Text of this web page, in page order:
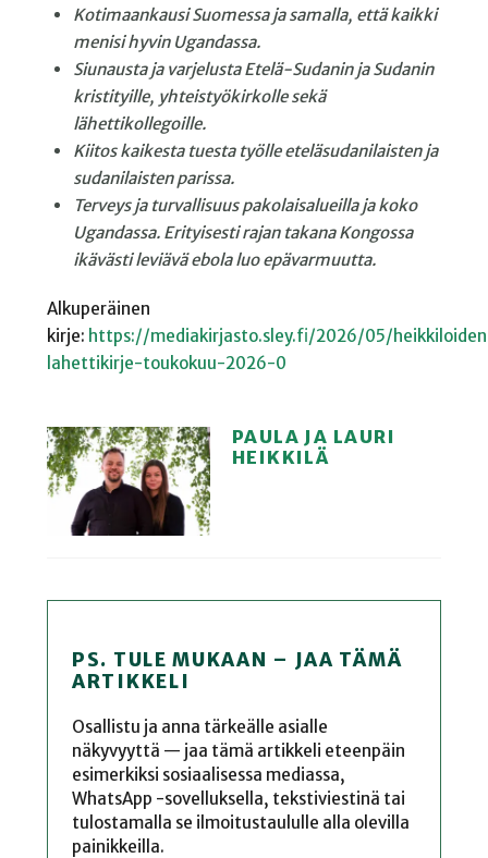
Kotimaankausi Suomessa jasamalla, että kaikki
menisi hyvin Ugandassa.
Siunausta ja varjelusta Etelä-Sudanin ja Sudanin
kristityille, yhteistyökirkolle sekä
lähettikollegoille.
Kiitos kaikesta tuesta työlleeteläsudanilaisten ja
sudanilaistenparissa.
Terveys ja turvallisuuspakolaisalueilla ja koko
Ugandassa. Erityisesti rajan takanaKongossa
ikävästi leviävä ebolaluo epävarmuutta.
Alkuperäinen
kirje: https://mediakirjasto.sley.fi/2026/05/
lahettikirje-toukokuu-2026-0
PAULA JA LAURI
HEIKKILÄ
PS. TULE MUKAAN – JAA TÄMÄ
ARTIKKELI
Osallistu ja anna tärkeälle asialle
näkyvyyttä — jaa tämä artikkeli eteenpäin
esimerkiksi sosiaalisessa mediassa,
WhatsApp -sovelluksella, tekstiviestinä tai
tulostamalla se ilmoitustaululle alla olevilla
painikkeilla.